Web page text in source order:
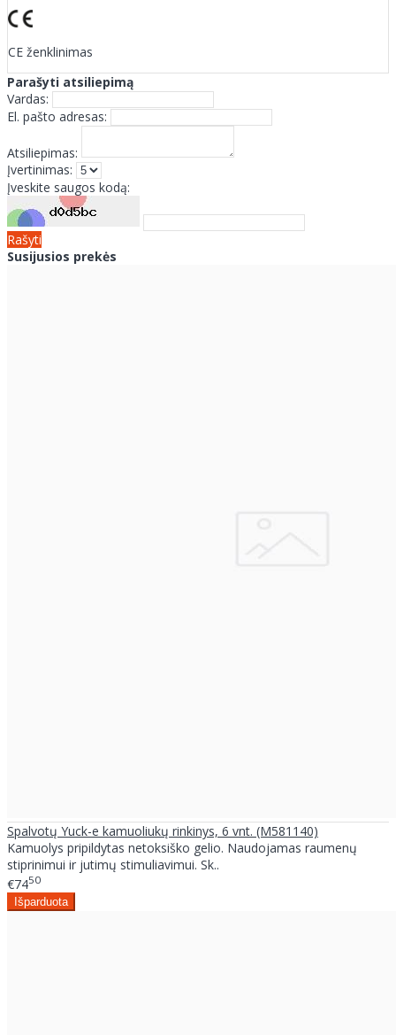
CE ženklinimas
Parašyti atsiliepimą
Vardas:
El. pašto adresas:
Atsiliepimas:
Įvertinimas:
Įveskite saugos kodą:
Rašyti
Susijusios prekės
Spalvotų Yuck-e kamuoliukų rinkinys, 6 vnt. (M581140)
Kamuolys pripildytas netoksiško gelio. Naudojamas raumenų
stiprinimui ir jutimų stimuliavimui. Sk..
€7450